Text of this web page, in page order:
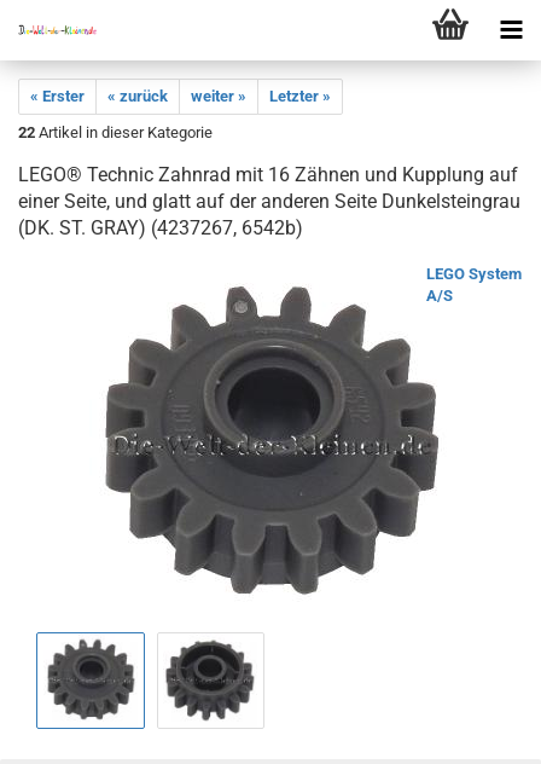
« Erster « zurück weiter »
Letzter »
22 Artikel in dieser Kategorie
LEGO® Technic Zahnrad mit 16 Zähnen und Kupplung auf
einer Seite, und glatt auf der anderen Seite Dunkelsteingrau
(DK. ST. GRAY) (4237267, 6542b)
LEGO System
A/S